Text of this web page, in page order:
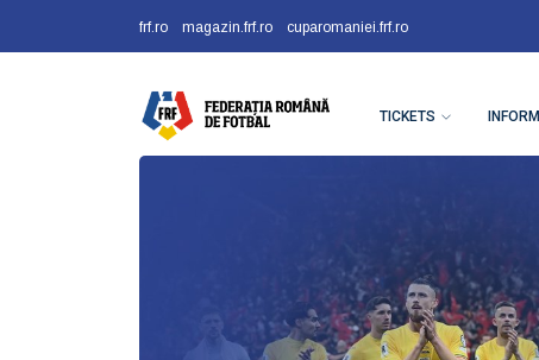
frf.ro magazin.frf.ro cuparomaniei.frf.ro
TICKETS